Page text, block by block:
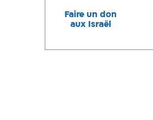
Faire un don
aux Israël